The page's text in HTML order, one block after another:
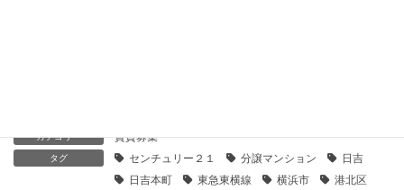
カテゴリー 賃貸募集
タグ センチュリー２１ 分譲マンション
日吉
日吉本町
東急東横線 横浜市
港北区